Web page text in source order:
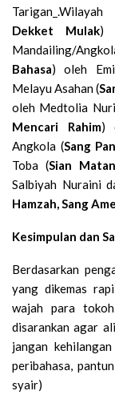
Dekket Mulak)
Mandailing/
Bahasa) oleh
Melayu Asahan (
oleh Medtolia
Mencari Rahim)
Angkola (Sang
Toba (Sian
Salbiyah Nuraini
Hamzah, Sang
Kesimpulan dan
Berdasarkan
yang dikemas
wajah para
disarankan agar
jangan
peribahasa,
syair)